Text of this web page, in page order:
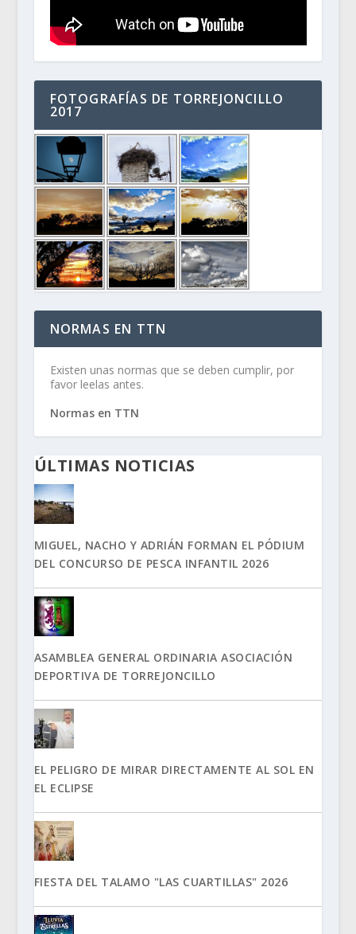
FOTOGRAFÍAS DE TORREJONCILLO
2017
NORMAS EN TTN
Existen unas normas que se deben cumplir, por
favor leelas antes.
Normas en TTN
ÚLTIMAS NOTICIAS
MIGUEL, NACHO Y ADRIÁN FORMAN EL PÓDIUM
DEL CONCURSO DE PESCA INFANTIL 2026
ASAMBLEA GENERAL ORDINARIA ASOCIACIÓN
DEPORTIVA DE TORREJONCILLO
EL PELIGRO DE MIRAR DIRECTAMENTE AL SOL EN
EL ECLIPSE
FIESTA DEL TALAMO "LAS CUARTILLAS" 2026